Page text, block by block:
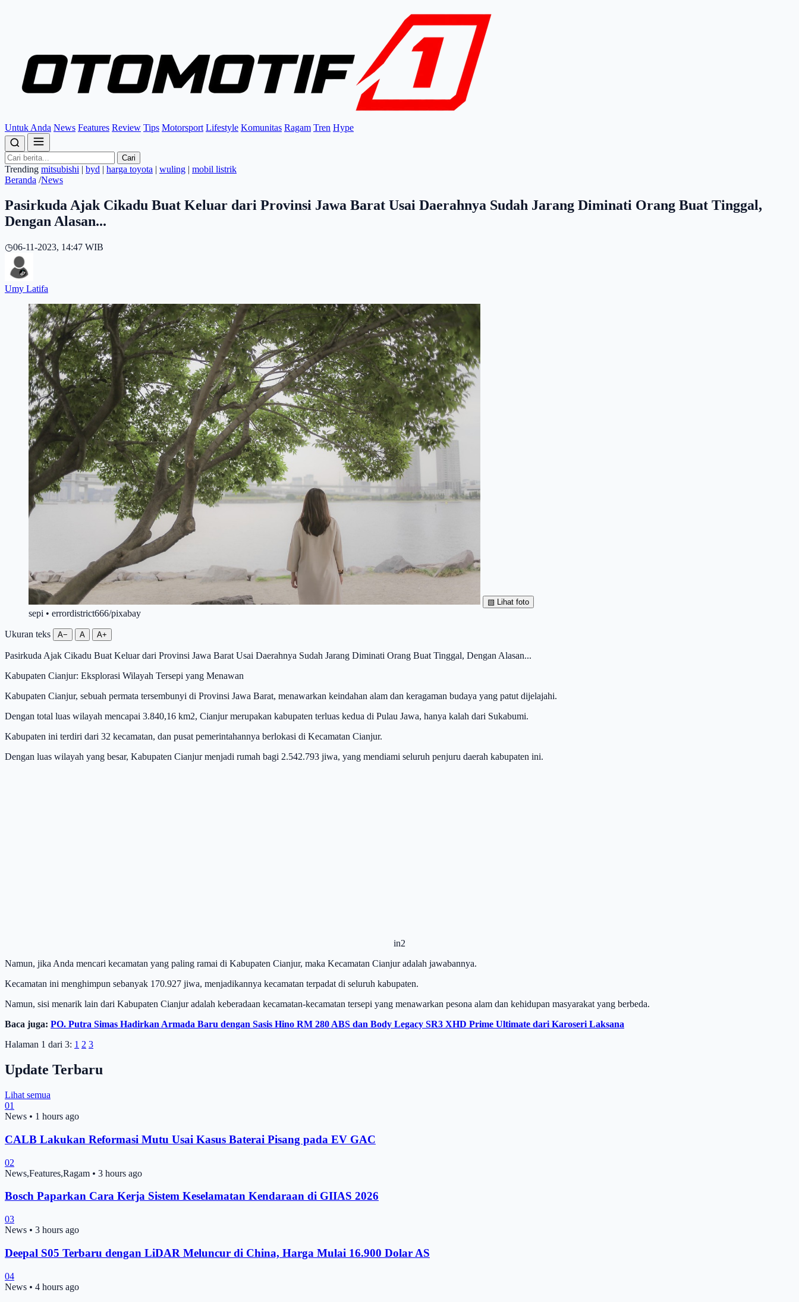
Untuk Anda News Features Review Tips Motorsport Lifestyle Komunitas Ragam Tren Hype
Cari
Trending mitsubishi | byd | harga toyota | wuling | mobil listrik
Beranda /News
Pasirkuda Ajak Cikadu Buat Keluar dari Provinsi Jawa Barat Usai Daerahnya Sudah Jarang Diminati Orang Buat Tinggal,
Dengan Alasan...
◷06-11-2023, 14:47 WIB
Umy Latifa
▧ Lihat foto
sepi • errordistrict666/pixabay
Ukuran teks A− A A+
Pasirkuda Ajak Cikadu Buat Keluar dari Provinsi Jawa Barat Usai Daerahnya Sudah Jarang Diminati Orang Buat Tinggal, Dengan Alasan...
Kabupaten Cianjur: Eksplorasi Wilayah Tersepi yang Menawan
Kabupaten Cianjur, sebuah permata tersembunyi di Provinsi Jawa Barat, menawarkan keindahan alam dan keragaman budaya yang patut dijelajahi.
Dengan total luas wilayah mencapai 3.840,16 km2, Cianjur merupakan kabupaten terluas kedua di Pulau Jawa, hanya kalah dari Sukabumi.
Kabupaten ini terdiri dari 32 kecamatan, dan pusat pemerintahannya berlokasi di Kecamatan Cianjur.
Dengan luas wilayah yang besar, Kabupaten Cianjur menjadi rumah bagi 2.542.793 jiwa, yang mendiami seluruh penjuru daerah kabupaten ini.
in2
Namun, jika Anda mencari kecamatan yang paling ramai di Kabupaten Cianjur, maka Kecamatan Cianjur adalah jawabannya.
Kecamatan ini menghimpun sebanyak 170.927 jiwa, menjadikannya kecamatan terpadat di seluruh kabupaten.
Namun, sisi menarik lain dari Kabupaten Cianjur adalah keberadaan kecamatan-kecamatan tersepi yang menawarkan pesona alam dan kehidupan masyarakat yang berbeda.
Baca juga: PO. Putra Simas Hadirkan Armada Baru dengan Sasis Hino RM 280 ABS dan Body Legacy SR3 XHD Prime Ultimate dari Karoseri Laksana
Halaman 1 dari 3: 1 2 3
Update Terbaru
Lihat semua
01
News • 1 hours ago
CALB Lakukan Reformasi Mutu Usai Kasus Baterai Pisang pada EV GAC
02
News,Features,Ragam • 3 hours ago
Bosch Paparkan Cara Kerja Sistem Keselamatan Kendaraan di GIIAS 2026
03
News • 3 hours ago
Deepal S05 Terbaru dengan LiDAR Meluncur di China, Harga Mulai 16.900 Dolar AS
04
News • 4 hours ago